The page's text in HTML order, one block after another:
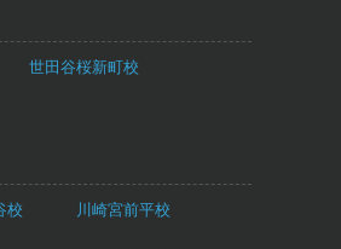
世田谷桜新町校
校 川崎宮前平校